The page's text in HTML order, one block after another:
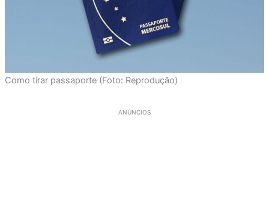
Como tirar passaporte (Foto: Reprodução)
ANÚNCIOS